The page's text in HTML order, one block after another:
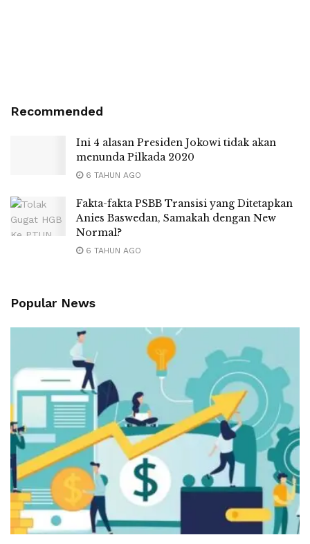
Recommended
Ini 4 alasan Presiden Jokowi tidak akan
menunda Pilkada 2020
6 TAHUN AGO
Fakta-fakta PSBB Transisi yang Ditetapkan
Anies Baswedan, Samakah dengan New
Normal?
6 TAHUN AGO
Popular News